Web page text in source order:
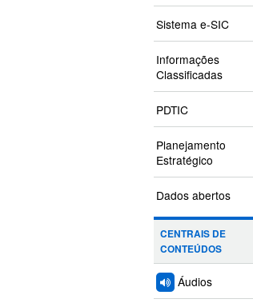
Sistema e-SIC
Informações
Classificadas
PDTIC
Planejamento
Estratégico
Dados abertos
CENTRAIS DE
CONTEÚDOS
Áudios